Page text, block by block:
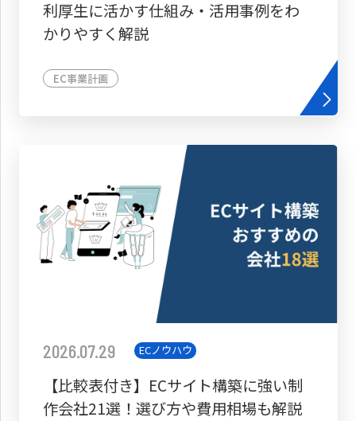
利厚生に活かす仕組み・活用事例をわ
かりやすく解説
EC事業計画
2026.07.29 ECノウハウ
【比較表付き】ECサイト構築に強い制
作会社21選！選び方や費用相場も解説